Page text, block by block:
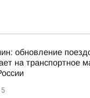
обновление
на транспортное